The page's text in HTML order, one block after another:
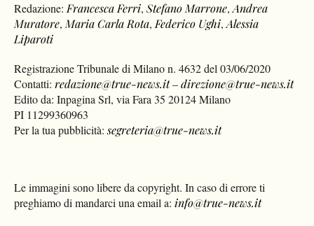
Redazione: Francesca Ferri,Stefano Marrone,Andrea
Muratore, Maria Carla Rota, Federico Ughi,Alessia
Liparoti
Registrazione Tribunale di Milano n. 4632 del 03/06/2020
Contatti:redazione@true-news.it–direzione@true-news.it
Edito da: Inpagina Srl, via Fara 35 20124 Milano
PI 11299360963
Per la tua pubblicità:segreteria@true-news.it
Le immagini sono libere da copyright. In caso di errore ti
preghiamo di mandarci una email a: info@true-news.it